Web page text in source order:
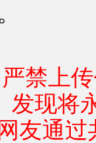
禁上
发现将
友通